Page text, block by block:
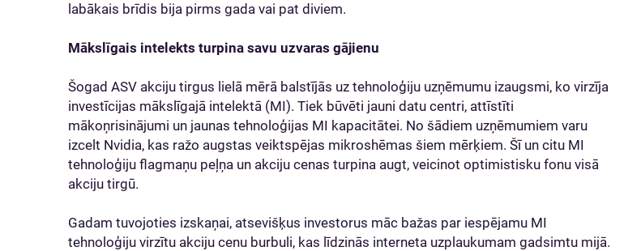
labākais brīdis bija pirms gada vai pat diviem.
Mākslīgais intelekts turpina savu uzvaras gājienu
Šogad ASV akciju tirgus lielā mērā balstījās uz tehnoloģiju uzņēmumu izaugsmi, ko virzīja
investīcijas mākslīgajā intelektā (MI). Tiek būvēti jauni datu centri, attīstīti
mākoņrisinājumi un jaunas tehnoloģijas MI kapacitātei. No šādiem uzņēmumiem varu
izcelt Nvidia, kas ražo augstas veiktspējas mikroshēmas šiem mērķiem. Šī un citu MI
tehnoloģiju flagmaņu peļņa un akciju cenas turpina augt, veicinot optimistisku fonu visā
akciju tirgū.
Gadam tuvojoties izskaņai, atsevišķus investorus māc bažas par iespējamu MI
tehnoloģiju virzītu akciju cenu burbuli, kas līdzinās interneta uzplaukumam gadsimtu mijā.